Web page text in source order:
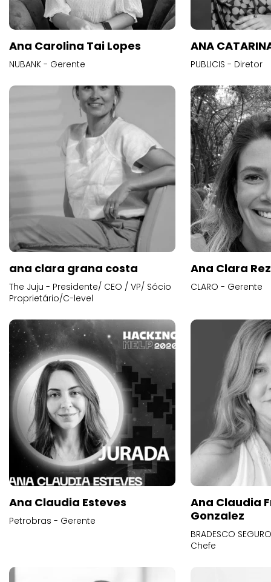
Ana Carolina Tai Lopes
NUBANK - Gerente
ANA
PUBLICIS - Diretor
ana clara grana costa
The Juju - Presidente/ CEO / VP/ Sócio
Proprietário/C-level
Ana Clara
CLARO - Gerente
Ana Claudia Esteves
Petrobras - Gerente
Ana Claudia
Gonzalez
BRADESCO
Chefe